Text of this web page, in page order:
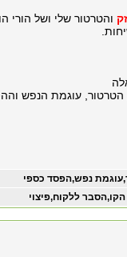
והטרטור שלי ושל הורי
נפש,הפסד כספי
ללקוח,פיצוי